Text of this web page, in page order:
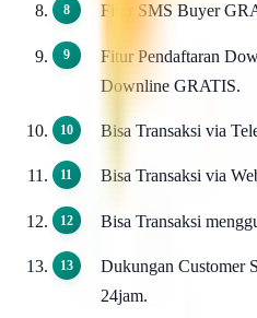
Fitur SMS Buyer
Fitur Pendaftaran
Downline GRATIS.
Bisa Transaksi via
Bisa Transaksi via
Bisa Transaksi
Dukungan Customer
24jam.